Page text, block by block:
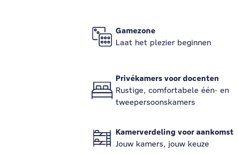
Gamezone
Laat het plezier beginnen
Privékamers voor docenten
Rustige, comfortabele één- en
tweepersoonskamers
Kamerverdeling voor aankomst
Jouw kamers, jouw keuze